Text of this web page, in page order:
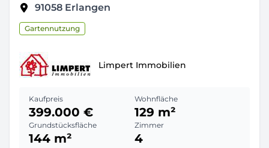
91058 Erlangen
Gartennutzung
Limpert Immobilien
Kaufpreis
399.000 €
Wohnfläche
129 m²
Grundstücksfläche
144 m²
Zimmer
4